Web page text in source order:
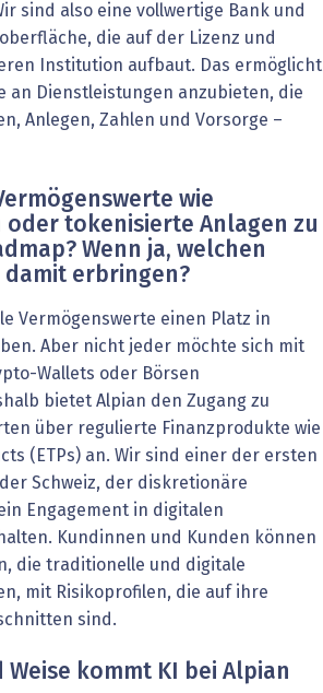
sind also eine vollwertige Bank und
die auf der Lizenz und
Institution aufbaut. Das ermöglicht
an Dienstleistungen anzubieten, die
Anlegen, Zahlen und Vorsorge –
wie
oder tokenisierte Anlagen zu
Wenn ja, welchen
damit erbringen?
Vermögenswerte einen Platz in
Aber nicht jeder möchte sich mit
Wallets oder Börsen
bietet Alpian den Zugang zu
über regulierte Finanzprodukte wie
(ETPs) an. Wir sind einer der ersten
Schweiz, der diskretionäre
Engagement in digitalen
Kundinnen und Kunden können
die traditionelle und digitale
mit Risikoprofilen, die auf ihre
sind.
Weise kommt KI bei Alpian